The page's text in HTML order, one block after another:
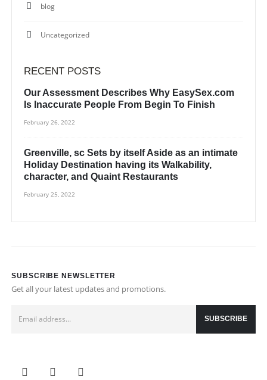
blog
Uncategorized
RECENT POSTS
Our Assessment Describes Why EasySex.com
Is Inaccurate People From Begin To Finish
February 26, 2022
Greenville, sc Sets by itself Aside as an intimate
Holiday Destination having its Walkability,
character, and Quaint Restaurants
February 25, 2022
SUBSCRIBE NEWSLETTER
Get all your latest updates and promotions.